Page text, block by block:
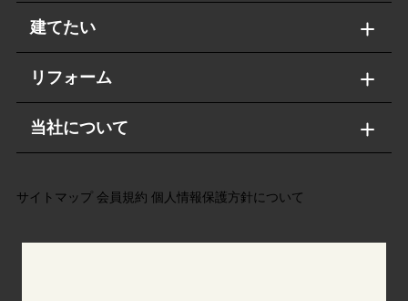
建てたい
リフォーム
当社について
サイトマップ 会員規約 個人情報保護方針について